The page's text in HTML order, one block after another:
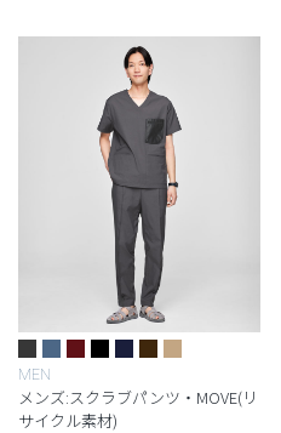
MEN
メンズ:スクラブパンツ・MOVE(リ
サイクル素材)